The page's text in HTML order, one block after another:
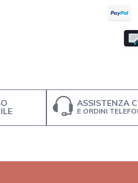
ASSISTENZA
E ORDINI